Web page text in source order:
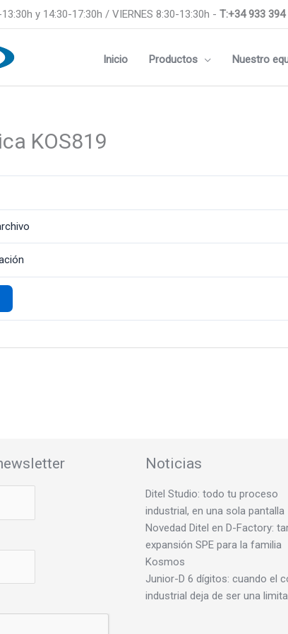
y 14:30-17:30h / VIERNES 8:30-13:30h - T:+34 933 394
Inicio Productos Nuestro
KOS819
Noticias
Ditel Studio: todo tu proceso
industrial, en una sola pantalla
Novedad Ditel en D-Factory:
expansión SPE para la familia
Kosmos
Junior-D 6 dígitos: cuando el
industrial deja de ser una